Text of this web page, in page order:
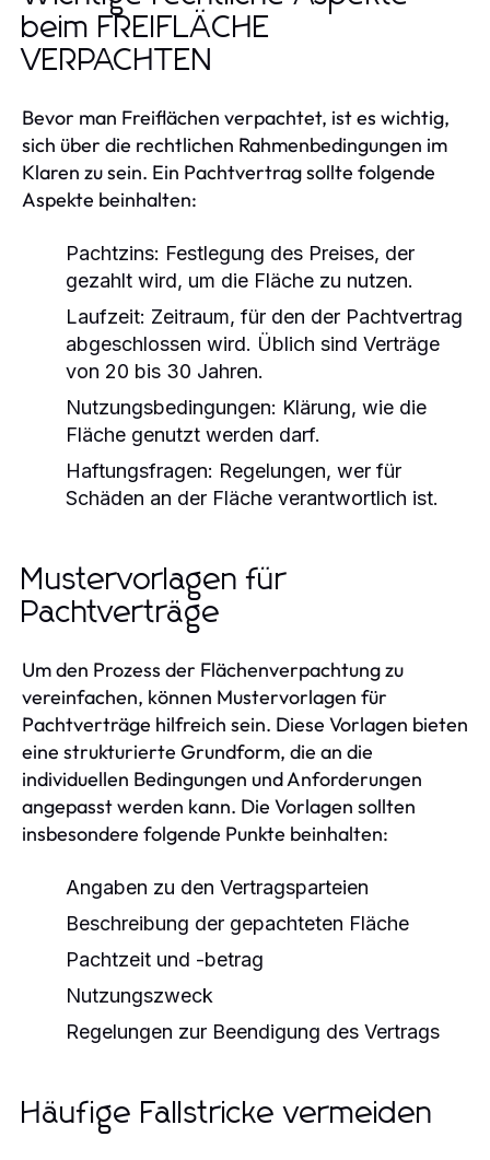
beim FREIFLÄCHE
VERPACHTEN
Bevor man Freiflächen verpachtet, ist es wichtig,
sich über die rechtlichen Rahmenbedingungen im
Klaren zu sein. Ein Pachtvertrag sollte folgende
Aspekte beinhalten:
Pachtzins: Festlegung des Preises, der
gezahlt wird, um die Fläche zu nutzen.
Laufzeit: Zeitraum, für den der Pachtvertrag
abgeschlossen wird. Üblich sind Verträge
von 20 bis 30 Jahren.
Nutzungsbedingungen: Klärung, wie die
Fläche genutzt werden darf.
Haftungsfragen: Regelungen, wer für
Schäden an der Fläche verantwortlich ist.
Mustervorlagen für
Pachtverträge
Um den Prozess der Flächenverpachtung zu
vereinfachen, können Mustervorlagen für
Pachtverträge hilfreich sein. Diese Vorlagen bieten
eine strukturierte Grundform, die an die
individuellen Bedingungen und Anforderungen
angepasst werden kann. Die Vorlagen sollten
insbesondere folgende Punkte beinhalten:
Angaben zu den Vertragsparteien
Beschreibung der gepachteten Fläche
Pachtzeit und -betrag
Nutzungszweck
Regelungen zur Beendigung des Vertrags
Häufige Fallstricke vermeiden